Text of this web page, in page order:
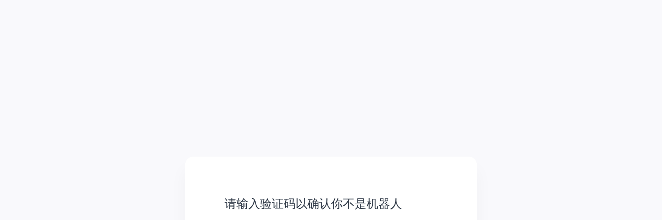
请输入验证码以确认你不是机器人